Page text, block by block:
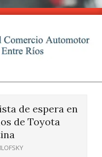
de espera en
de Toyota